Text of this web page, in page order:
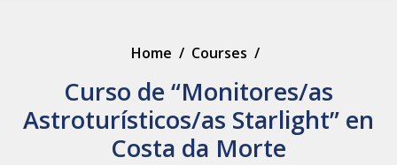
Home / Courses /
Curso de “Monitores/as
Astroturísticos/as Starlight” en
Costa da Morte